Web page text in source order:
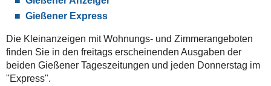
Gießener Express
Die Kleinanzeigen mit Wohnungs- und Zimmerangeboten
finden Sie in den freitags erscheinenden Ausgaben der
beiden Gießener Tageszeitungen und jeden Donnerstag im
"Express".